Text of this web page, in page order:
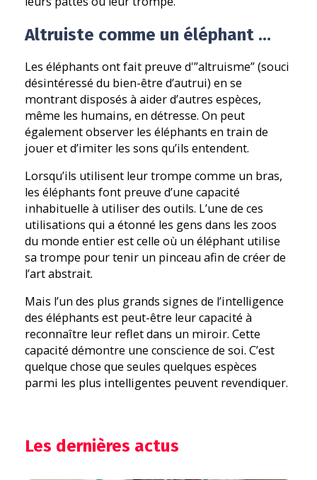
Altruiste comme un éléphant …
Les éléphants ont fait preuve d'”altruisme” (souci
désintéressé du bien-être d’autrui) en se
montrant disposés à aider d’autres espèces,
même les humains, en détresse. On peut
également observer les éléphants en train de
jouer et d’imiter les sons qu’ils entendent.
Lorsqu’ils utilisent leur trompe comme un bras,
les éléphants font preuve d’une capacité
inhabituelle à utiliser des outils. L’une de ces
utilisations qui a étonné les gens dans les zoos
du monde entier est celle où un éléphant utilise
sa trompe pour tenir un pinceau afin de créer de
l’art abstrait.
Mais l’un des plus grands signes de l’intelligence
des éléphants est peut-être leur capacité à
reconnaître leur reflet dans un miroir. Cette
capacité démontre une conscience de soi. C’est
quelque chose que seules quelques espèces
parmi les plus intelligentes peuvent revendiquer.
Les dernières actus